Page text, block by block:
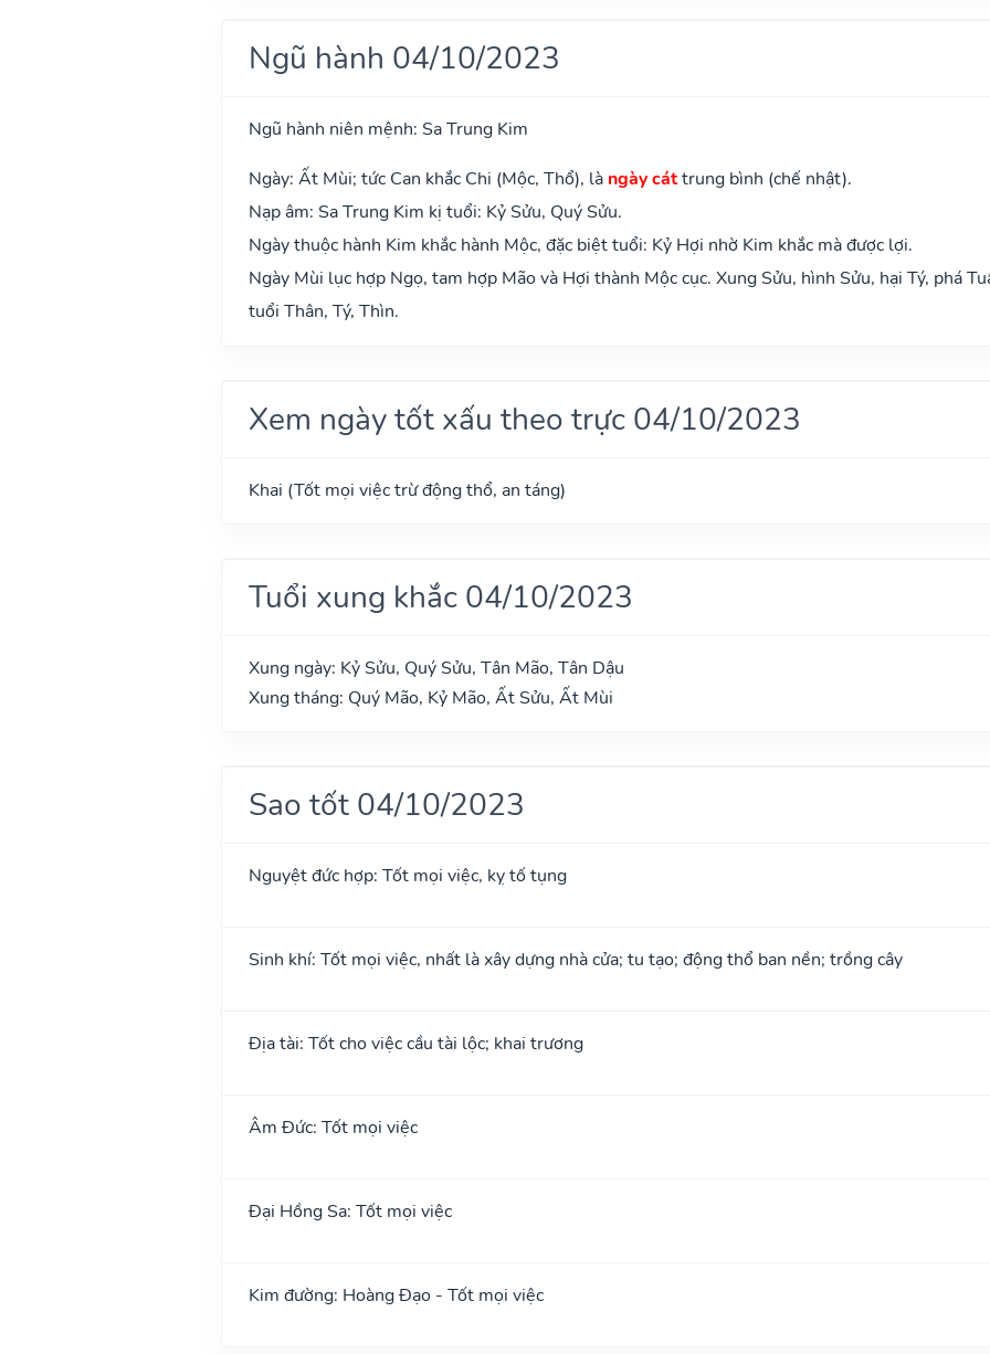
Ngũ hành 04/10/2023
Ngũ hành niên mệnh: Sa Trung Kim
Ngày: Ất Mùi; tức Can khắc Chi (Mộc, Thổ), là ngày cáttrung bình (chế nhật).
Nạp âm: Sa Trung Kim kị tuổi: Kỷ Sửu, Quý Sửu.
Ngày thuộc hành Kim khắc hành Mộc, đặc biệt tuổi: Kỷ Hợi nhờ Kim khắc mà được lợi.
Ngày Mùi lục hợp Ngọ, tam hợp Mão và Hợi thành Mộc cục. Xung Sửu, hình Sửu, hại Tý, phá
tuổi Thân, Tý, Thìn.
Xem ngày tốt xấu theo trực 04/10/2023
Khai (Tốt mọi việc trừ động thổ, an táng)
Tuổi xung khắc 04/10/2023
Xung ngày: Kỷ Sửu, Quý Sửu, Tân Mão, Tân Dậu
Xung tháng: Quý Mão, Kỷ Mão, Ất Sửu, Ất Mùi
Sao tốt 04/10/2023
Nguyệt đức hợp: Tốt mọi việc, kỵ tố tụng
Sinh khí: Tốt mọi việc, nhất là xây dựng nhà cửa; tu tạo; động thổ ban nền; trồng cây
Địa tài: Tốt cho việc cầu tài lộc; khai trương
Âm Đức: Tốt mọi việc
Đại Hồng Sa: Tốt mọi việc
Kim đường: Hoàng Đạo - Tốt mọi việc